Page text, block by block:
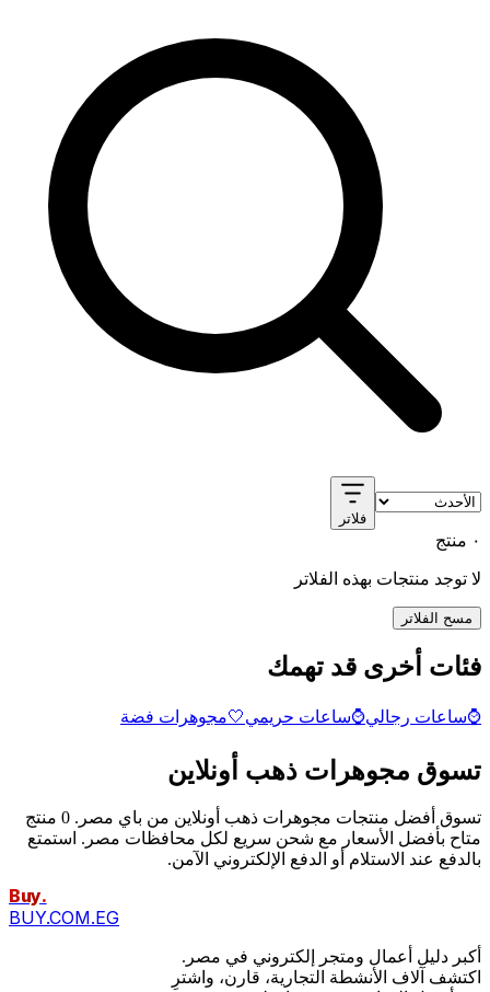
فلاتر
٠ منتج
لا توجد منتجات بهذه الفلاتر
مسح الفلاتر
فئات أخرى قد تهمك
⌚ساعات رجالي⌚ساعات حريمي🤍مجوهرات فضة
تسوق مجوهرات ذهب أونلاين
تسوق أفضل منتجات مجوهرات ذهب أونلاين من باي مصر. 0 منتج
متاح بأفضل الأسعار مع شحن سريع لكل محافظات مصر. استمتع
بالدفع عند الاستلام أو الدفع الإلكتروني الآمن.
Buy.
BUY.COM.EG
أكبر دليل أعمال ومتجر إلكتروني في مصر.
اكتشف آلاف الأنشطة التجارية، قارن، واشترِ